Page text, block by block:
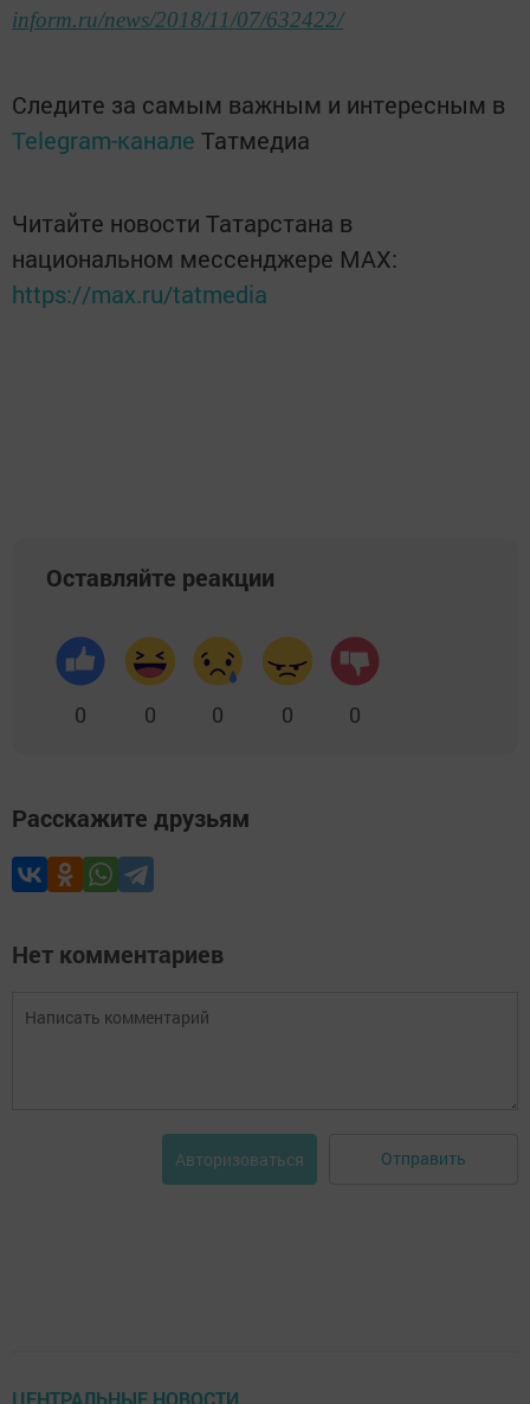
inform.ru/news/2018/11/07/632422/
Следите за самым важным и интересным в
Telegram-канале Татмедиа
Читайте новости Татарстана в
национальном мессенджере MАХ:
https://max.ru/tatmedia
Оставляйте реакции
0 0 0 0 0
Расскажите друзьям
Нет комментариев
Авторизоваться Отправить
ЦЕНТРАЛЬНЫЕ НОВОСТИ